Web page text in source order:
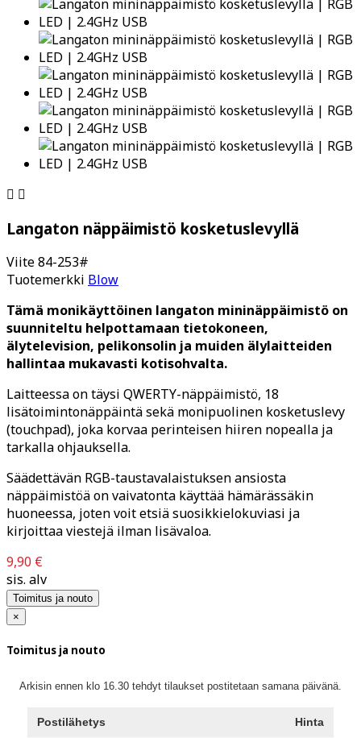
 
Langaton näppäimistö kosketuslevyllä
Viite84-253#
Tuotemerkki Blow
Tämä monikäyttöinen langaton mininäppäimistö on
suunniteltu helpottamaan tietokoneen,
älytelevision, pelikonsolin ja muiden älylaitteiden
hallintaa mukavasti kotisohvalta.
Laitteessa on täysi QWERTY-näppäimistö, 18
lisätoimintonäppäintä sekä monipuolinen kosketuslevy
(touchpad), joka korvaa perinteisen hiiren nopealla ja
tarkalla ohjauksella.
Säädettävän RGB-taustavalaistuksen ansiosta
näppäimistöä on vaivatonta käyttää hämärässäkin
huoneessa, joten voit etsiä suosikkielokuviasi ja
kirjoittaa viestejä ilman lisävaloa.
9,90 €
sis. alv
Toimitus ja nouto
×
Toimitus ja nouto
Arkisin ennen klo 16.30 tehdyt tilaukset postitetaan samana päivänä.
Postilähetys Hinta